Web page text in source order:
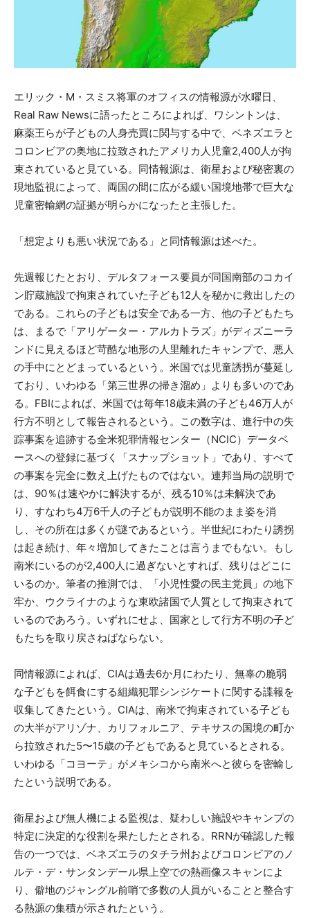
エリック・M・スミス将軍のオフィスの情報源が水曜日、
Real Raw Newsに語ったところによれば、ワシントンは、
麻薬王らが子どもの人身売買に関与する中で、ベネズエラと
コロンビアの奥地に拉致されたアメリカ人児童2,400人が拘
束されていると見ている。同情報源は、衛星および秘密裏の
現地監視によって、両国の間に広がる緩い国境地帯で巨大な
児童密輸網の証拠が明らかになったと主張した。
「想定よりも悪い状況である」と同情報源は述べた。
先週報じたとおり、デルタフォース要員が同国南部のコカイ
ン貯蔵施設で拘束されていた子ども12人を秘かに救出したの
である。これらの子どもは安全である一方、他の子どもたち
は、まるで「アリゲーター・アルカトラズ」がディズニーラ
ンドに見えるほど苛酷な地形の人里離れたキャンプで、悪人
の手中にとどまっているという。米国では児童誘拐が蔓延し
ており、いわゆる「第三世界の掃き溜め」よりも多いのであ
る。FBIによれば、米国では毎年18歳未満の子ども46万人が
行方不明として報告されるという。この数字は、進行中の失
踪事案を追跡する全米犯罪情報センター（NCIC）データベ
ースへの登録に基づく「スナップショット」であり、すべて
の事案を完全に数え上げたものではない。連邦当局の説明で
は、90％は速やかに解決するが、残る10％は未解決であ
り、すなわち4万6千人の子どもが説明不能のまま姿を消
し、その所在は多くが謎であるという。半世紀にわたり誘拐
は起き続け、年々増加してきたことは言うまでもない。もし
南米にいるのが2,400人に過ぎないとすれば、残りはどこに
いるのか。筆者の推測では、「小児性愛の民主党員」の地下
牢か、ウクライナのような東欧諸国で人質として拘束されて
いるのであろう。いずれにせよ、国家として行方不明の子ど
もたちを取り戻さねばならない。
同情報源によれば、CIAは過去6か月にわたり、無辜の脆弱
な子どもを餌食にする組織犯罪シンジケートに関する諜報を
収集してきたという。CIAは、南米で拘束されている子ども
の大半がアリゾナ、カリフォルニア、テキサスの国境の町か
ら拉致された5〜15歳の子どもであると見ているとされる。
いわゆる「コヨーテ」がメキシコから南米へと彼らを密輸し
たという説明である。
衛星および無人機による監視は、疑わしい施設やキャンプの
特定に決定的な役割を果たしたとされる。RRNが確認した報
告の一つでは、ベネズエラのタチラ州およびコロンビアのノ
ルテ・デ・サンタンデール県上空での熱画像スキャンによ
り、僻地のジャングル前哨で多数の人員がいることと整合す
る熱源の集積が示されたという。